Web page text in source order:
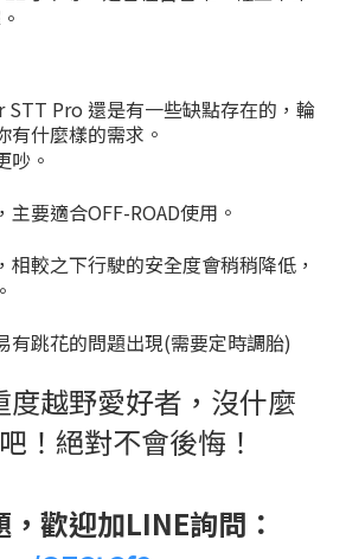
Pro 還是有一些缺點存在的，輪
有什麼樣的需求。
吵。
要適合OFF-ROAD使用。
相較之下行駛的安全度會稍稍降低，
有跳花的問題出現(需要定時調胎)
度越野愛好者，沒什麼
！絕對不會後悔！
，歡迎加LINE詢問：